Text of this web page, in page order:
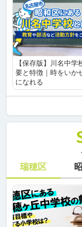
【保存版】川名中学
要と特徴｜時をいか
になれる
瑞穂区